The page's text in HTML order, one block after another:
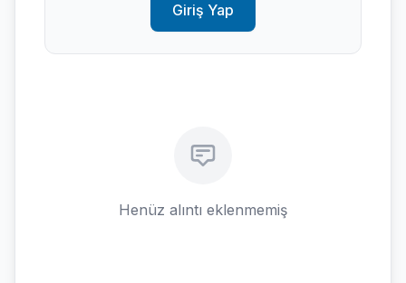
Giriş Yap
Henüz alıntı eklenmemiş